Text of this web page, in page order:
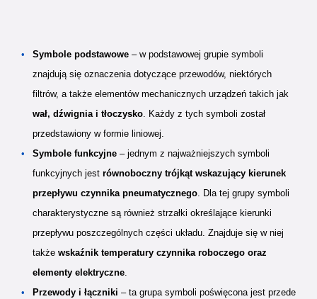
Symbole podstawowe – w podstawowej grupie symboli
znajdują się oznaczenia dotyczące przewodów, niektórych
filtrów, a także elementów mechanicznych urządzeń takich jak
wał, dźwignia i tłoczysko. Każdy z tych symboli został
przedstawiony w formie liniowej.
Symbole funkcyjne – jednym z najważniejszych symboli
funkcyjnych jest równoboczny trójkąt wskazujący kierunek
przepływu czynnika pneumatycznego. Dla tej grupy symboli
charakterystyczne są również strzałki określające kierunki
przepływu poszczególnych części układu. Znajduje się w niej
także wskaźnik temperatury czynnika roboczego oraz
elementy elektryczne.
Przewody i łączniki – ta grupa symboli poświęcona jest przede